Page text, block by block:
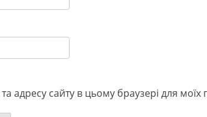
адресу сайту в цьому браузері для